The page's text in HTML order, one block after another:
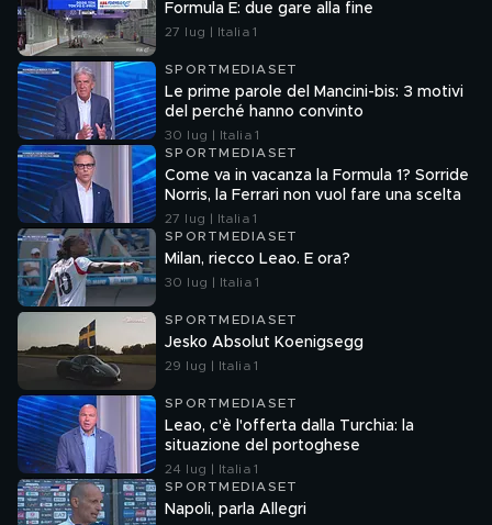
Formula E: due gare alla fine
27 lug | Italia 1
SPORTMEDIASET
Le prime parole del Mancini-bis: 3 motivi
del perché hanno convinto
30 lug | Italia 1
SPORTMEDIASET
Come va in vacanza la Formula 1? Sorride
Norris, la Ferrari non vuol fare una scelta
27 lug | Italia 1
SPORTMEDIASET
Milan, riecco Leao. E ora?
30 lug | Italia 1
SPORTMEDIASET
Jesko Absolut Koenigsegg
29 lug | Italia 1
SPORTMEDIASET
Leao, c'è l'offerta dalla Turchia: la
situazione del portoghese
24 lug | Italia 1
SPORTMEDIASET
Napoli, parla Allegri